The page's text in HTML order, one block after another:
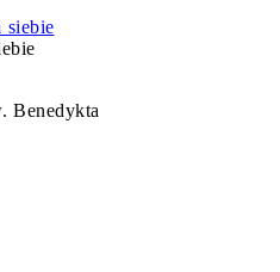
Benedykta